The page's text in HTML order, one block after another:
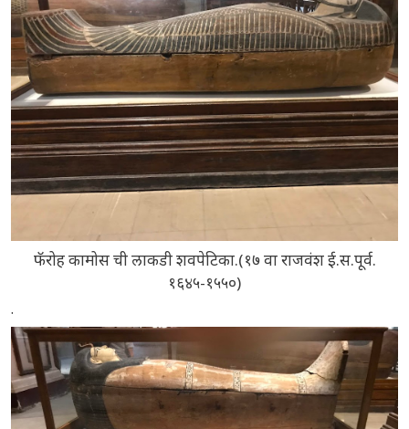
फॅरोह कामोस ची लाकडी शवपेटिका.(१७ वा राजवंश ई.स.पूर्व.
१६४५-१५५०)
.